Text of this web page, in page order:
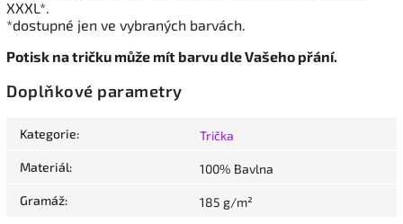
XXXL*.
*dostupné jen ve vybraných barvách.
Potisk na tričku může mít barvu dle Vašeho přání.
Doplňkové parametry
Kategorie: Trička
Materiál: 100% Bavlna
Gramáž: 185 g/m²